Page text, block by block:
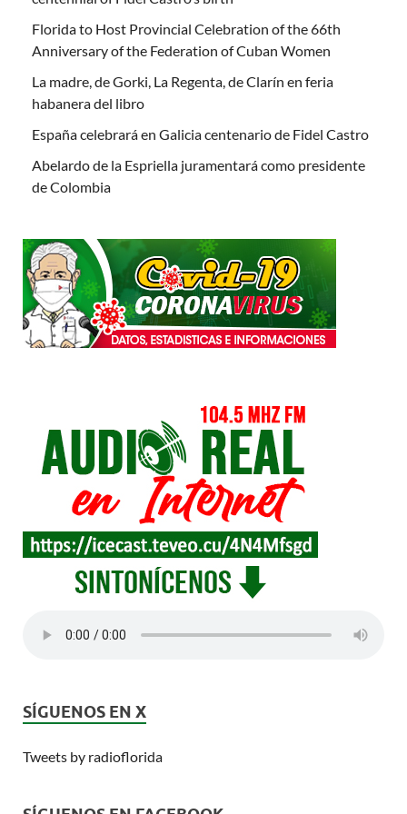
Florida to Host Provincial Celebration of the 66th
Anniversary of the Federation of Cuban Women
La madre, de Gorki, La Regenta, de Clarín en feria
habanera del libro
España celebrará en Galicia centenario de Fidel Castro
Abelardo de la Espriella juramentará como presidente
de Colombia
SÍGUENOS EN X
Tweets by radioflorida